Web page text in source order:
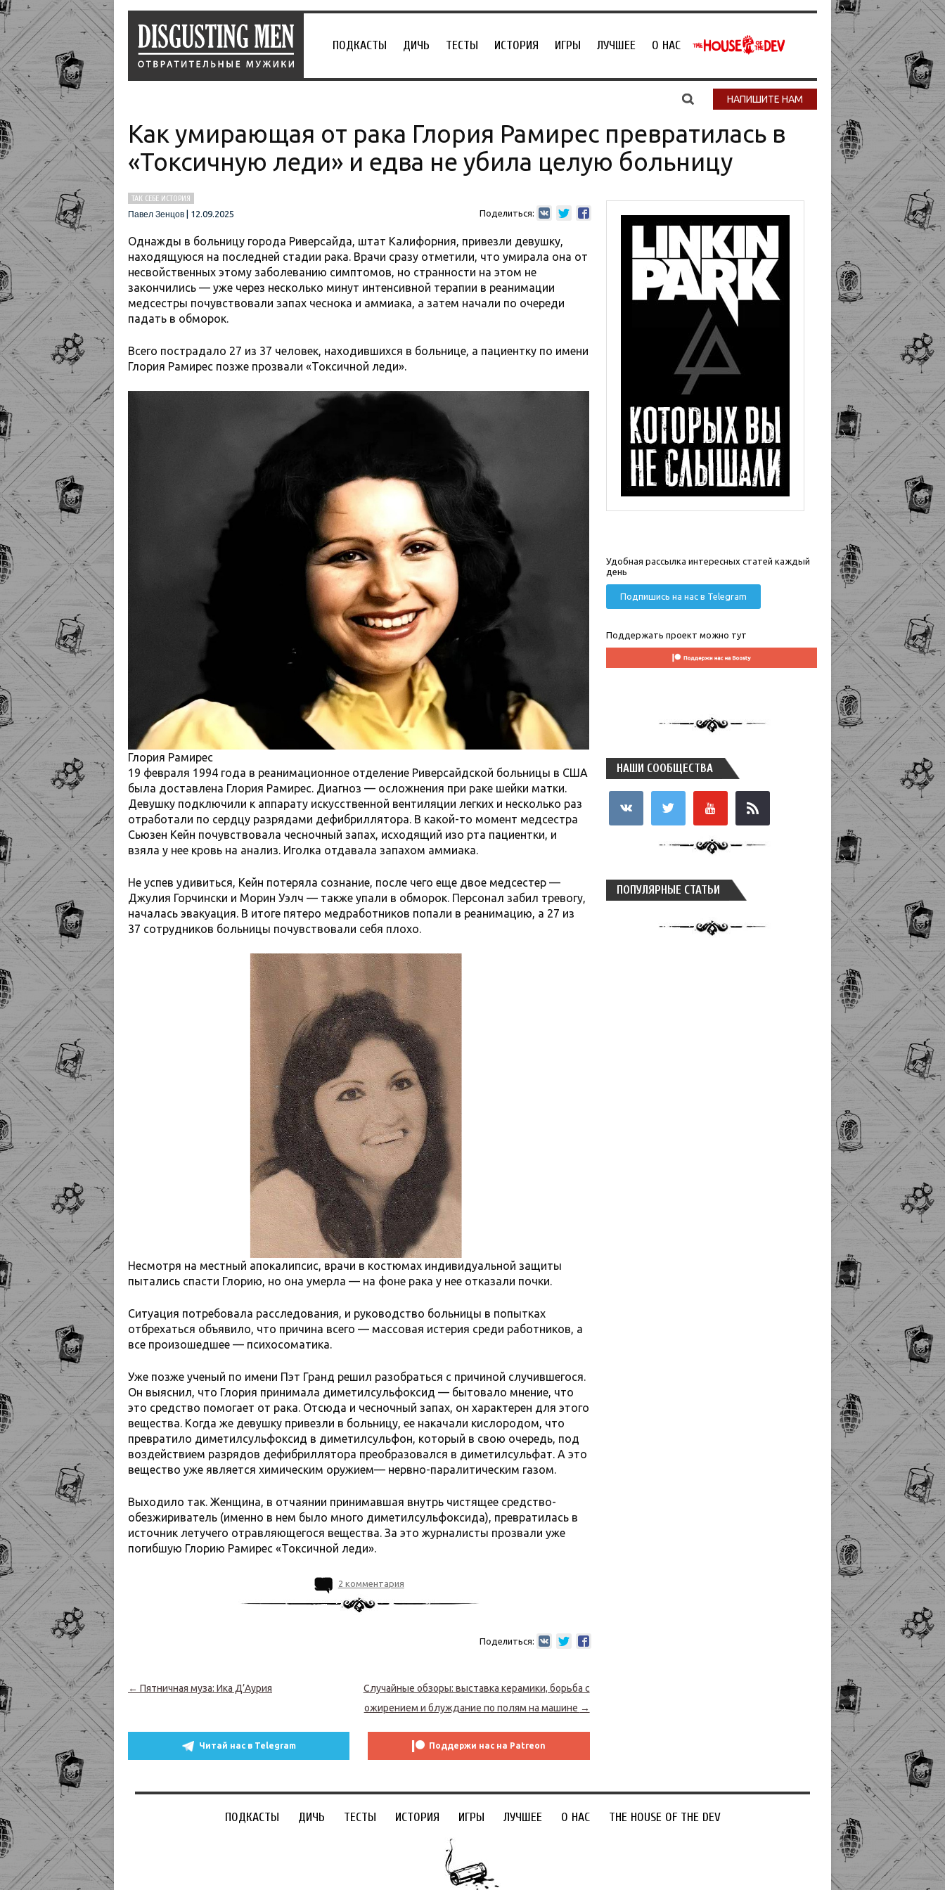
ПОДКАСТЫ ДИЧЬ ТЕСТЫ ИСТОРИЯ ИГРЫ ЛУЧШЕЕ О НАС
НАПИШИТЕ НАМ
Как умирающая от рака Глория Рамирес превратилась в
«Токсичную леди» и едва не убила целую больницу
ТАК СЕБЕ ИСТОРИЯ
Павел Зенцов
12.09.2025 Поделиться:
Однажды в больницу города Риверсайда, штат Калифорния, привезли девушку,
находящуюся на последней стадии рака. Врачи сразу отметили, что умирала она от
несвойственных этому заболеванию симптомов, но странности на этом не
закончились — уже через несколько минут интенсивной терапии в реанимации
медсестры почувствовали запах чеснока и аммиака, а затем начали по очереди
падать в обморок.
Всего пострадало 27 из 37 человек, находившихся в больнице, а пациентку по имени
Глория Рамирес позже прозвали «Токсичной леди».
Глория Рамирес
19 февраля 1994 года в реанимационное отделение Риверсайдской больницы в США
была доставлена Глория Рамирес. Диагноз — осложнения при раке шейки матки.
Девушку подключили к аппарату искусственной вентиляции легких и несколько раз
отработали по сердцу разрядами дефибриллятора. В какой-то момент медсестра
Сьюзен Кейн почувствовала чесночный запах, исходящий изо рта пациентки, и
взяла у нее кровь на анализ. Иголка отдавала запахом аммиака.
Не успев удивиться, Кейн потеряла сознание, после чего еще двое медсестер —
Джулия Горчински и Морин Уэлч — также упали в обморок. Персонал забил тревогу,
началась эвакуация. В итоге пятеро медработников попали в реанимацию, а 27 из
37 сотрудников больницы почувствовали себя плохо.
Несмотря на местный апокалипсис, врачи в костюмах индивидуальной защиты
пытались спасти Глорию, но она умерла — на фоне рака у нее отказали почки.
Ситуация потребовала расследования, и руководство больницы в попытках
отбрехаться объявило, что причина всего — массовая истерия среди работников, а
все произошедшее — психосоматика.
Уже позже ученый по имени Пэт Гранд решил разобраться с причиной случившегося.
Он выяснил, что Глория принимала диметилсульфоксид — бытовало мнение, что
это средство помогает от рака. Отсюда и чесночный запах, он характерен для этого
вещества. Когда же девушку привезли в больницу, ее накачали кислородом, что
превратило диметилсульфоксид в диметилсульфон, который в свою очередь, под
воздействием разрядов дефибриллятора преобразовался в диметилсульфат. А это
вещество уже является химическим оружием— нервно-паралитическим газом.
Выходило так. Женщина, в отчаянии принимавшая внутрь чистящее средство-
обезжириватель (именно в нем было много диметилсульфоксида), превратилась в
источник летучего отравляющегося вещества. За это журналисты прозвали уже
погибшую Глорию Рамирес «Токсичной леди».
2 комментария
Поделиться:
Навигация по записям
← Пятничная муза: Ика Д’Аурия
Случайные обзоры: выставка керамики, борьба с
ожирением и блуждание по полям на машине →
Читай нас в Telegram Поддержи нас на Patreon
Удобная рассылка интересных статей каждый
день
Подпишись на нас в Telegram
Поддержать проект можно тут
НАШИ СООБЩЕСТВА
ПОПУЛЯРНЫЕ СТАТЬИ
ПОДКАСТЫ ДИЧЬ ТЕСТЫ ИСТОРИЯ ИГРЫ ЛУЧШЕЕ О НАС THE HOUSE OF THE DEV